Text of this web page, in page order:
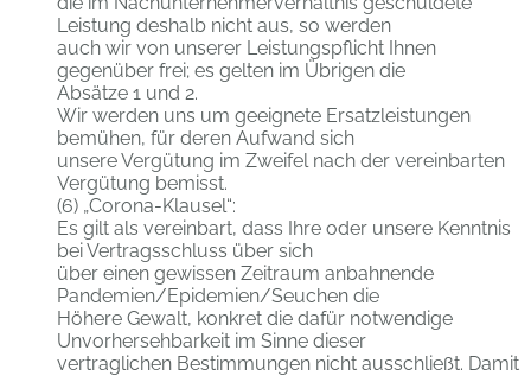
Leistung deshalb nicht aus, so werden
auch wir von unserer Leistungspflicht Ihnen
gegenüber frei; es gelten im Übrigen die
Absätze 1 und 2.
Wir werden uns um geeignete Ersatzleistungen
bemühen, für deren Aufwand sich
unsere Vergütung im Zweifel nach der vereinbarten
Vergütung bemisst.
(6) „Corona-Klausel“:
Es gilt als vereinbart, dass Ihre oder unsere Kenntnis
bei Vertragsschluss über sich
über einen gewissen Zeitraum anbahnende
Pandemien/Epidemien/Seuchen die
Höhere Gewalt, konkret die dafür notwendige
Unvorhersehbarkeit im Sinne dieser
vertraglichen Bestimmungen nicht ausschließt. Damit